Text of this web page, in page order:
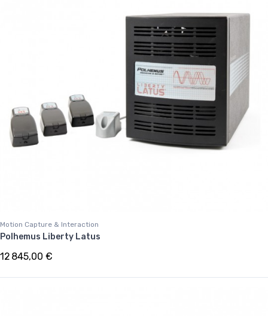
Motion Capture & Interaction
Polhemus Liberty Latus
12 845,00 €